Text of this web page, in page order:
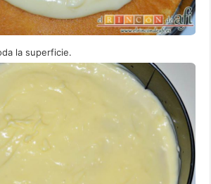
la superficie.